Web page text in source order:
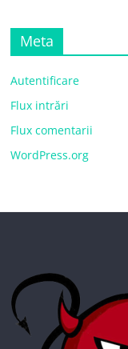
Meta
Autentificare
Flux intrări
Flux comentarii
WordPress.org